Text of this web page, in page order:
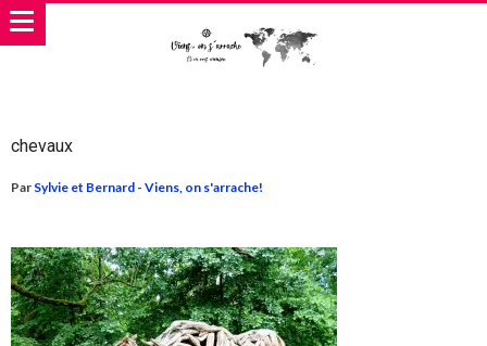
chevaux
Par Sylvie et Bernard - Viens, on s'arrache!